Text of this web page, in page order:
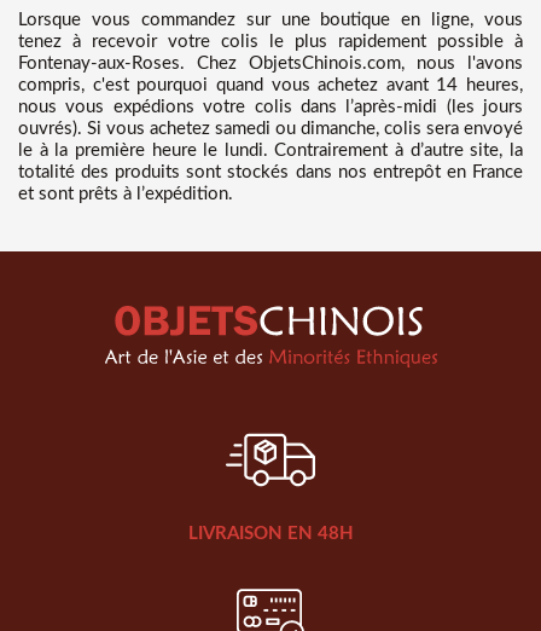
Lorsque vous commandez sur une boutique en ligne, vous
tenez à recevoir votre colis le plus rapidement possible à
Fontenay-aux-Roses. Chez ObjetsChinois.com, nous l'avons
compris, c'est pourquoi quand vous achetez avant 14 heures,
nous vous expédions votre colis dans l’après-midi (les jours
ouvrés). Si vous achetez samedi ou dimanche, colis sera envoyé
le à la première heure le lundi. Contrairement à d’autre site, la
totalité des produits sont stockés dans nos entrepôt en France
et sont prêts à l’expédition.
LIVRAISON EN 48H